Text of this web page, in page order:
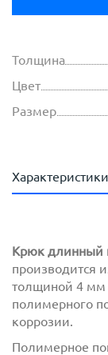
Толщина
Цвет
Размер
Характеристики
Крюк длинный
производится
толщиной 4 мм
полимерного
коррозии.
Полимерное